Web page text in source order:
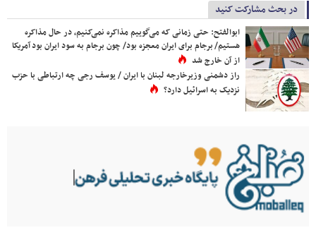
در بحث مشارکت کنید
ابوالفتح: حتی زمانی که می‌گوییم مذاکره نمی‌کنیم، در حال مذاکره
هستیم/ برجام برای ایران معجزه بود/ چون برجام به سود ایران بود آمریکا
از آن خارج شد
راز دشمنی وزیرخارجه لبنان با ایران / یوسف رجی چه ارتباطی با حزب
نزدیک به اسرائیل دارد؟